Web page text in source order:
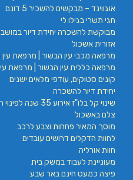
אוגווינד – מבקשים להשכיר 5 דונם
חגי תשרי בגילו לי
מבוקשת להשכרה יחידת דיור
אזורית אשכול
מרפאה מכבי עין הבשור | מרפאת עין
מרפאה כללית עין הבשור | מרפאת
קונים סטוקים, עודפי מלאים ישנים
יחידת דיור להשכרה
שינוי קל בלו"ז אירוע 35 שנה לפינוי חבל ימית וסיני
צלם באשכול
מוסך המאיר פחחות וצבע לרכב
לחוות הדקלים דרושים עובדים
חוות אורליה
מעוניינת לעבוד במשק בית
פיצה כמעט חינם באר שבע